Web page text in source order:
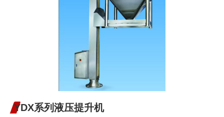
YDX系列液压提升机